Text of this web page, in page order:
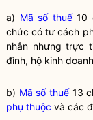
a) Mã số thuế10
chức có tư cách
nhân nhưng trực
đình, hộ kinh doanh
b) Mã số thuế13
phụ thuộc và các